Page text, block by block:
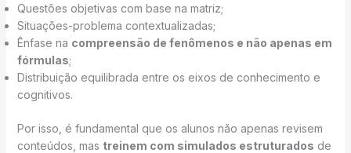
Questões objetivas com base na matriz;
Situações-problema contextualizadas;
Ênfase na compreensão de fenômenos e não apenas em
fórmulas;
Distribuição equilibrada entre os eixos de conhecimento e
cognitivos.
Por isso, é fundamental que os alunos não apenas revisem
conteúdos, mas treinem com simulados estruturados de